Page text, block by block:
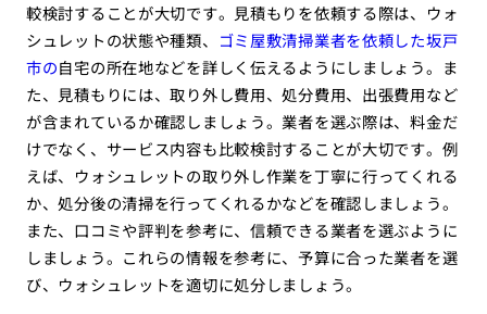
較検討することが大切です。見積もりを依頼する際は、ウォ
シュレットの状態や種類、
ゴミ屋敷清掃業者を依頼した坂戸
市の自宅の所在地などを詳しく伝えるようにしましょう。ま
た、見積もりには、取り外し費用、処分費用、出張費用など
が含まれているか確認しましょう。業者を選ぶ際は、料金だ
けでなく、サービス内容も比較検討することが大切です。例
えば、ウォシュレットの取り外し作業を丁寧に行ってくれる
か、処分後の清掃を行ってくれるかなどを確認しましょう。
また、口コミや評判を参考に、信頼できる業者を選ぶように
しましょう。これらの情報を参考に、予算に合った業者を選
び、ウォシュレットを適切に処分しましょう。